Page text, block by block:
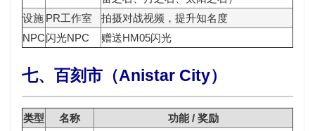
设施 PR工作室
拍摄对战视频，提升知名度
NPC闪光NPC 赠送HM05闪光
七、百刻市（Anistar City）
类型 名称 功能 / 奖励